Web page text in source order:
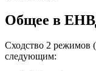
Общее в
Сходство 2 режимов
следующим: